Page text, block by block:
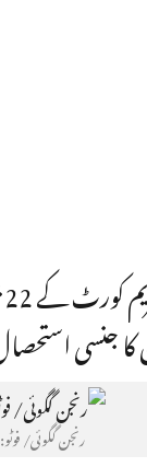
رنجن گگوئی/